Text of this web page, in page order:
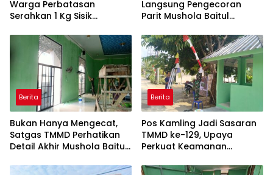
Warga Perbatasan
Serahkan 1 Kg Sisik
Pamtas RI-Malaysia
Yonarmed 19/Bogani
Langsung Pengecoran
Parit Mushola Baitul
Berita
Bukan Hanya Mengecat,
Satgas TMMD Perhatikan
Detail Akhir Mushola Baitul
Berita
Pos Kamling Jadi Sasaran
TMMD ke-129, Upaya
Perkuat Keamanan